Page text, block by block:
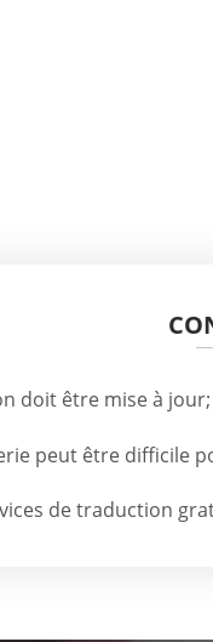
doit être mise à jour;
peut être difficile
de traduction